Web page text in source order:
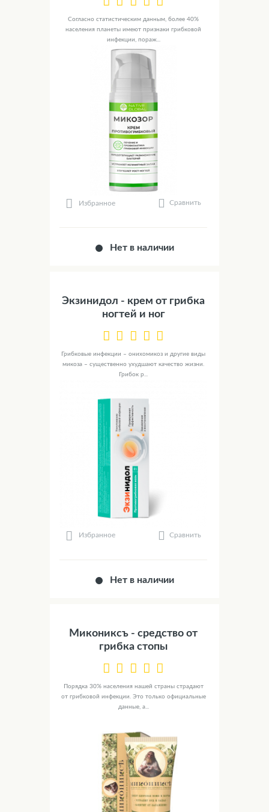
Согласно статистическим данным, более 40%
населения планеты имеют признаки грибковой
инфекции, пораж...
Избранное Сравнить
Нет в наличии
Экзинидол - крем от грибка
ногтей и ног
Грибковые инфекции – онихомикоз и другие виды
микоза – существенно ухудшают качество жизни.
Грибок р...
Избранное Сравнить
Нет в наличии
Микониксъ - средство от
грибка стопы
Порядка 30% населения нашей страны страдают
от грибковой инфекции. Это только официальные
данные, а...